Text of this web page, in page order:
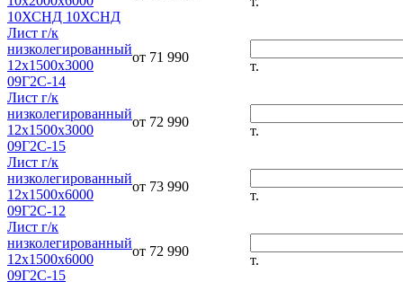
10ХСНД 10ХСНД
Лист г/к
низколегированный
12х1500х3000
09Г2С-14
от 71 990
т.
Лист г/к
низколегированный
12х1500х3000
09Г2С-15
от 72 990
т.
Лист г/к
низколегированный
12х1500х6000
09Г2С-12
от 73 990
т.
Лист г/к
низколегированный
12х1500х6000
09Г2С-15
от 72 990
т.